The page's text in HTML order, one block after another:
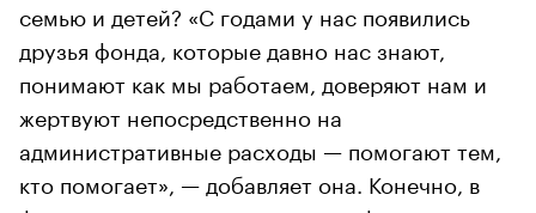
семью и детей? «С годами у нас появились
друзья фонда, которые давно нас знают,
понимают как мы работаем, доверяют нам и
жертвуют непосредственно на
административные расходы — помогают тем,
кто помогает», — добавляет она. Конечно, в